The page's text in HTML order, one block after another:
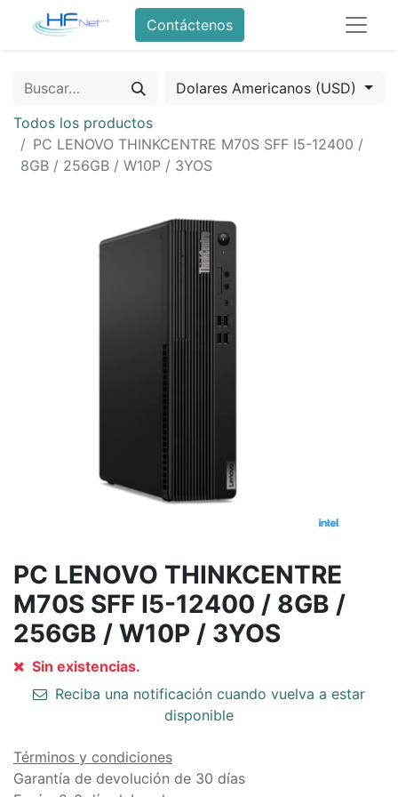
Contáctenos
Dolares Americanos (USD)
Todos los productos
PC LENOVO THINKCENTRE M70S SFF I5-12400 /
8GB / 256GB / W10P / 3YOS
PC LENOVO THINKCENTRE
M70S SFF I5-12400 / 8GB /
256GB / W10P / 3YOS
Sin existencias.
Reciba una notificación cuando vuelva a estar
disponible
Términos y condiciones
Garantía de devolución de 30 días